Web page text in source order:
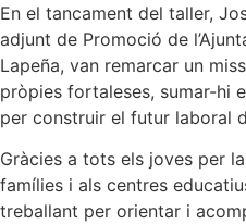
En el tancament del taller,
adjunt de Promoció de
Lapeña, van remarcar un
pròpies fortaleses, sumar-hi
per construir el futur laboral
Gràcies a tots els joves per
famílies i als centres
treballant per orientar i